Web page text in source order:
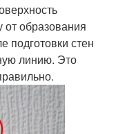
от образования
подготовки стен
линию. Это